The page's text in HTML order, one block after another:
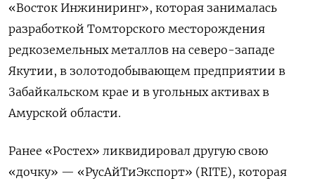
«Восток Инжиниринг», которая занималась
разработкой Томторского месторождения
редкоземельных металлов на северо-западе
Якутии, в золотодобывающем предприятии в
Забайкальском крае и в угольных активах в
Амурской области.
Ранее «Ростех» ликвидировал другую свою
«дочку» — «РусАйТиЭкспорт» (RITE), которая